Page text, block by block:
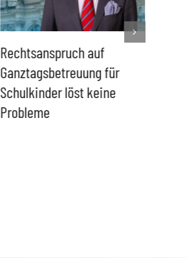
Rechtsanspruch auf
Ganztagsbetreuung für
Schulkinder löst keine
Probleme